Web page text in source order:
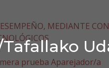
MEDIANTE
prueba Aparejador/a